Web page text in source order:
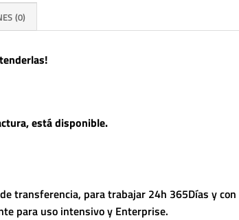
(0)
está disponible.
transferencia, para trabajar 24h 365Días y
para uso intensivo y Enterprise.